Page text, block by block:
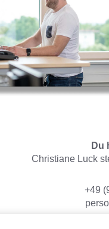
Du
Christiane Luck
+49